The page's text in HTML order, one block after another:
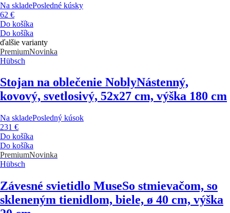
Na skladePosledné kúsky
62 €
Do košíka
Do košíka
ďalšie varianty
PremiumNovinka
Hübsch
Stojan na oblečenie NoblyNástenný,
kovový, svetlosivý, 52x27 cm, výška 180 cm
Na skladePosledný kúsok
231 €
Do košíka
Do košíka
PremiumNovinka
Hübsch
Závesné svietidlo MuseSo stmievačom, so
skleneným tienidlom, biele, ø 40 cm, výška